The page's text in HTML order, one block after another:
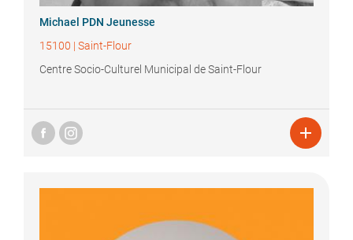
Michael PDN Jeunesse
15100 | Saint-Flour
Centre Socio-Culturel Municipal de Saint-Flour
